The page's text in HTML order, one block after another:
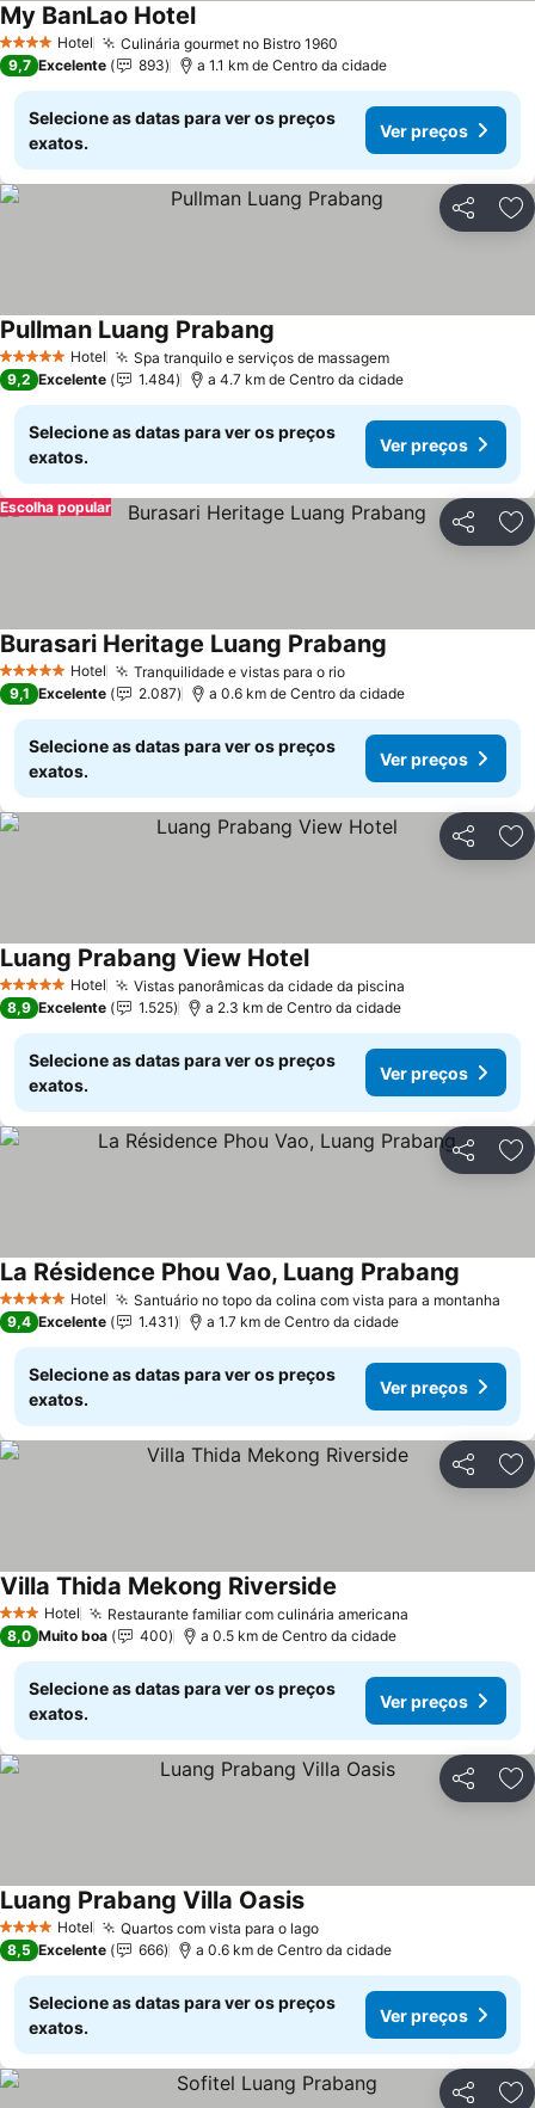
4 EstrelasHotel Culinária gourmet no Bistro 1960
My BanLao HotelVer preços
9,7 Excelente 893 a 1.1 km de Centro da cidade
Selecione as datas para ver os preços
exatos.
Ver preços
Partilhar
5 Estrelas Hotel Spa tranquilo e serviços de massagemVer preços
Pullman Luang Prabang
9,2 Excelente 1.484 a 4.7 km de Centro da cidade
Selecione as datas para ver os preços
exatos.
Ver preços
Partilhar
Escolha popular
5 Estrelas Hotel Tranquilidade e vistas para o rioVer preços
Burasari Heritage Luang Prabang
9,1 Excelente 2.087 a 0.6 km de Centro da cidade
Selecione as datas para ver os preços
exatos.
Ver preços
Partilhar
5 Estrelas Hotel Vistas panorâmicas da cidade da piscina
Luang Prabang View HotelVer preços
8,9 Excelente 1.525 a 2.3 km de Centro da cidade
Selecione as datas para ver os preços
exatos.
Ver preços
Partilhar
5 Estrelas Hotel Santuário no topo da colina com vista para a montanha
La Résidence Phou Vao, Luang Prabang
9,4 Excelente 1.431 a 1.7 km de Centro da cidade
Selecione as datas para ver os preços
exatos.
Ver preços
Partilhar
3 EstrelasHotel Restaurante familiar com culinária americana
Villa Thida Mekong Riverside
8,0 Muito boa 400 a 0.5 km de Centro da cidade
Selecione as datas para ver os preços
exatos.
Ver preços
Partilhar
4 EstrelasHotel Quartos com vista para o lagoVer preços
Luang Prabang Villa OasisVer preços
8,5 Excelente 666 a 0.6 km de Centro da cidade
Selecione as datas para ver os preços
exatos.
Ver preços
Partilhar